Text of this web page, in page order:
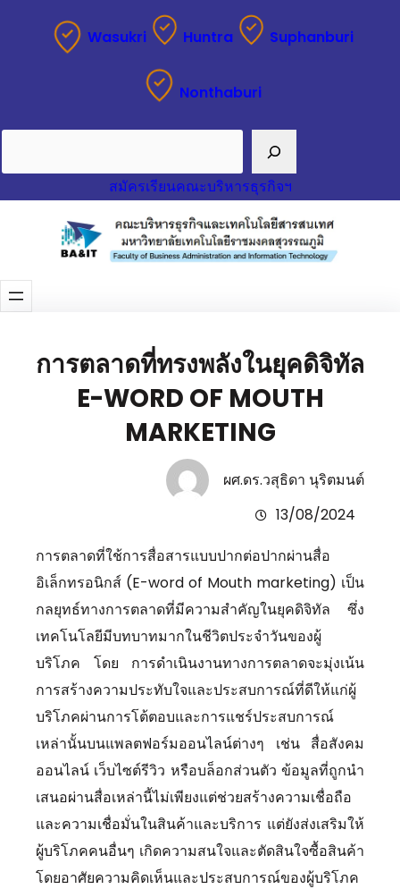
Wasukri Huntra Suphanburi
Nonthaburi
สมัครเรียนคณะบริหารธุรกิจฯ
การตลาดที่ทรงพลังในยุคดิจิทัล
E-WORD OF MOUTH
MARKETING
ผศ.ดร.วสุธิดา นุริตมนต์
13/08/2024
การตลาดที่ใช้การสื่อสารแบบปากต่อปากผ่านสื่อ
อิเล็กทรอนิกส์ (E-word of Mouth marketing) เป็น
กลยุทธ์ทางการตลาดที่มีความสำคัญในยุคดิจิทัล ซึ่ง
เทคโนโลยีมีบทบาทมากในชีวิตประจำวันของผู้
บริโภค โดย การดำเนินงานทางการตลาดจะมุ่งเน้น
การสร้างความประทับใจและประสบการณ์ที่ดีให้แก่ผู้
บริโภคผ่านการโต้ตอบและการแชร์ประสบการณ์
เหล่านั้นบนแพลตฟอร์มออนไลน์ต่างๆ เช่น สื่อสังคม
ออนไลน์ เว็บไซต์รีวิว หรือบล็อกส่วนตัว ข้อมูลที่ถูกนำ
เสนอผ่านสื่อเหล่านี้ไม่เพียงแต่ช่วยสร้างความเชื่อถือ
และความเชื่อมั่นในสินค้าและบริการ แต่ยังส่งเสริมให้
ผู้บริโภคคนอื่นๆ เกิดความสนใจและตัดสินใจซื้อสินค้า
โดยอาศัยความคิดเห็นและประสบการณ์ของผู้บริโภค